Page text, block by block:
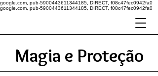
google.com, pub-5900443611344185, DIRECT, f08c47fec0942fa0
google.com, pub-5900443611344185, DIRECT, f08c47fec0942fa0
Magia e Proteção